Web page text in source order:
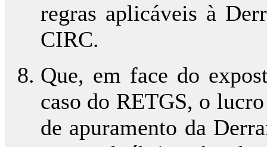
regras aplicáveis à
CIRC.
Que, em face do
caso do RETGS, o
de apuramento da